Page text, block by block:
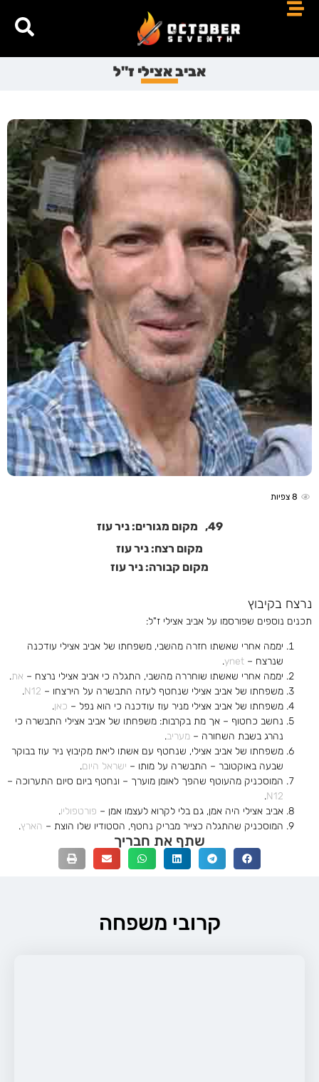
אביב אצילי ז"ל
8 צפיות
49,
מקום מגורים: ניר עוז
מקום רצח: ניר עוז
מקום קבורה: ניר עוז
נרצח בקיבוץ
תכנים נוספים שפורסמו על אביב אצילי ז"ל:
יממה אחרי שאשתו חזרה מהשבי, משפחתו של אביב אצילי עודכנה
שנרצח – ynet
.
יממה אחרי שאשתו שוחררה מהשבי, התגלה כי אביב אצילי נרצח – את.
משפחתו של אביב אצילי שנחטף לעזה התבשרה על הירצחו – N12
.
משפחתו של אביב אצילי מניר עוז עודכנה כי הוא נפל – כאן.
נחשב כחטוף – אך מת בקרבות: משפחתו של אביב אצילי התבשרה כי
נהרג בשבת השחורה – מעריב.
משפחתו של אביב אצילי, שנחטף עם אשתו ליאת מקיבוץ ניר עוז בבוקר
שבעה באוקטובר – התבשרה על מותו – ישראל היום.
המוסכניק מהעוטף שהפך לאומן מוערך – ונחטף ביום סיום התערוכה –
N12
.
אביב אצילי היה אמן, גם בלי לקרוא לעצמו אמן – פורטפוליו.
המוסכניק שהתגלה כצייר מבריק נחטף, הסטודיו שלו הוצת – הארץ.
שתף את חבריך
קרובי משפחה